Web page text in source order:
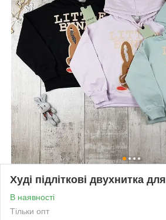
Худі підліткові двухнитка
В наявності
Тільки опт